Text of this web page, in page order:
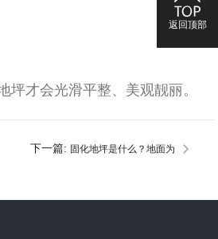
才会光滑平整、美观靓丽。
下一篇: 固化地坪是什么？地面为
返回顶部